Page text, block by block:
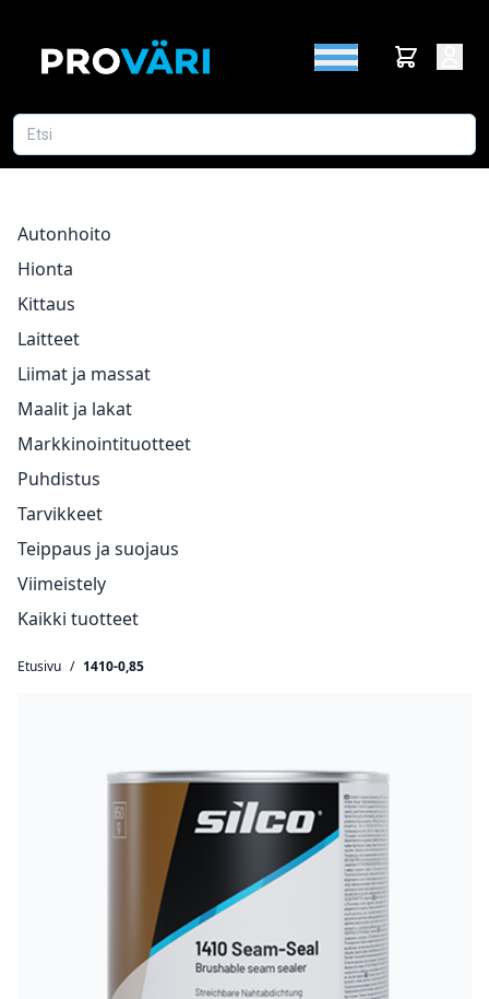
Autonhoito
Hionta
Kittaus
Laitteet
Liimat ja massat
Maalit ja lakat
Markkinointituotteet
Puhdistus
Tarvikkeet
Teippaus ja suojaus
Viimeistely
Kaikki tuotteet
Etusivu / 1410-0,85